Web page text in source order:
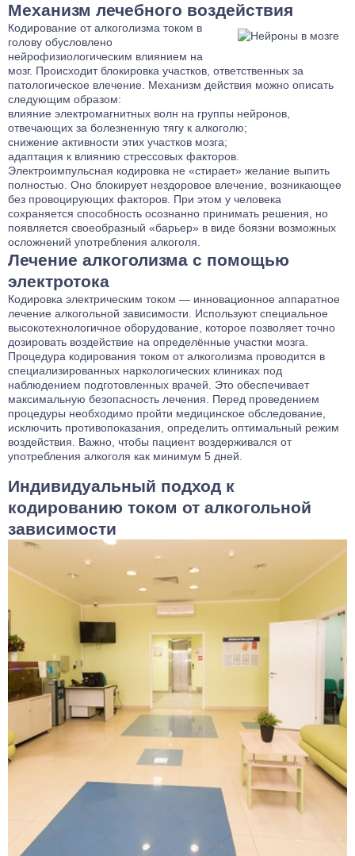
Механизм лечебного воздействия
Кодирование от алкоголизма током в
голову обусловлено
нейрофизиологическим влиянием на
мозг. Происходит блокировка участков, ответственных за
патологическое влечение. Механизм действия можно описать
следующим образом:
влияние электромагнитных волн на группы нейронов,
отвечающих за болезненную тягу к алкоголю;
снижение активности этих участков мозга;
адаптация к влиянию стрессовых факторов.
Электроимпульсная кодировка не «стирает» желание выпить
полностью. Оно блокирует нездоровое влечение, возникающее
без провоцирующих факторов. При этом у человека
сохраняется способность осознанно принимать решения, но
появляется своеобразный «барьер» в виде боязни возможных
осложнений употребления алкоголя.
Лечение алкоголизма с помощью
электротока
Кодировка электрическим током — инновационное аппаратное
лечение алкогольной зависимости. Используют специальное
высокотехнологичное оборудование, которое позволяет точно
дозировать воздействие на определённые участки мозга.
Процедура кодирования током от алкоголизма проводится в
специализированных наркологических клиниках под
наблюдением подготовленных врачей. Это обеспечивает
максимальную безопасность лечения. Перед проведением
процедуры необходимо пройти медицинское обследование,
исключить противопоказания, определить оптимальный режим
воздействия. Важно, чтобы пациент воздерживался от
употребления алкоголя как минимум 5 дней.
Индивидуальный подход к
кодированию током от алкогольной
зависимости